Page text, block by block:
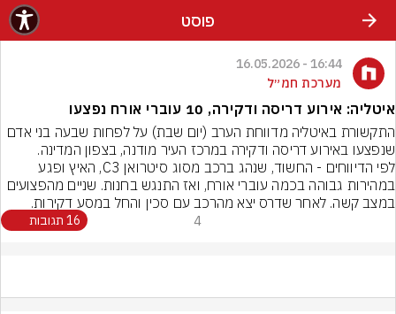
פוסט
16:44 - 16.05.2026
מערכת חמ״ל
איטליה: אירוע דריסה ודקירה, 10 עוברי אורח נפצעו
שנפצעו באירוע דריסה ודקירה במרכז העיר מודנה, בצפון המדינה.
לפי הדיווחים - החשוד, שנהג ברכב מסוג סיטרואן C3, האיץ ופגע
במצב קשה. לאחר שדרס יצא מהרכב עם סכין והחל במסע דקירות.
4 16 תגובות